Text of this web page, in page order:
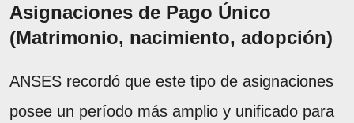
Asignaciones de Pago Único
(Matrimonio, nacimiento, adopción)
ANSES recordó que este tipo de asignaciones
posee un período más amplio y unificado para